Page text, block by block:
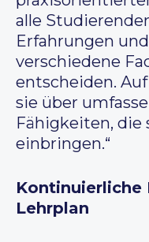
alle
Erfahrungen
verschiedene
entscheiden.
sie über
Fähigkeiten, die
einbringen.“
Kontinuierliche
Lehrplan